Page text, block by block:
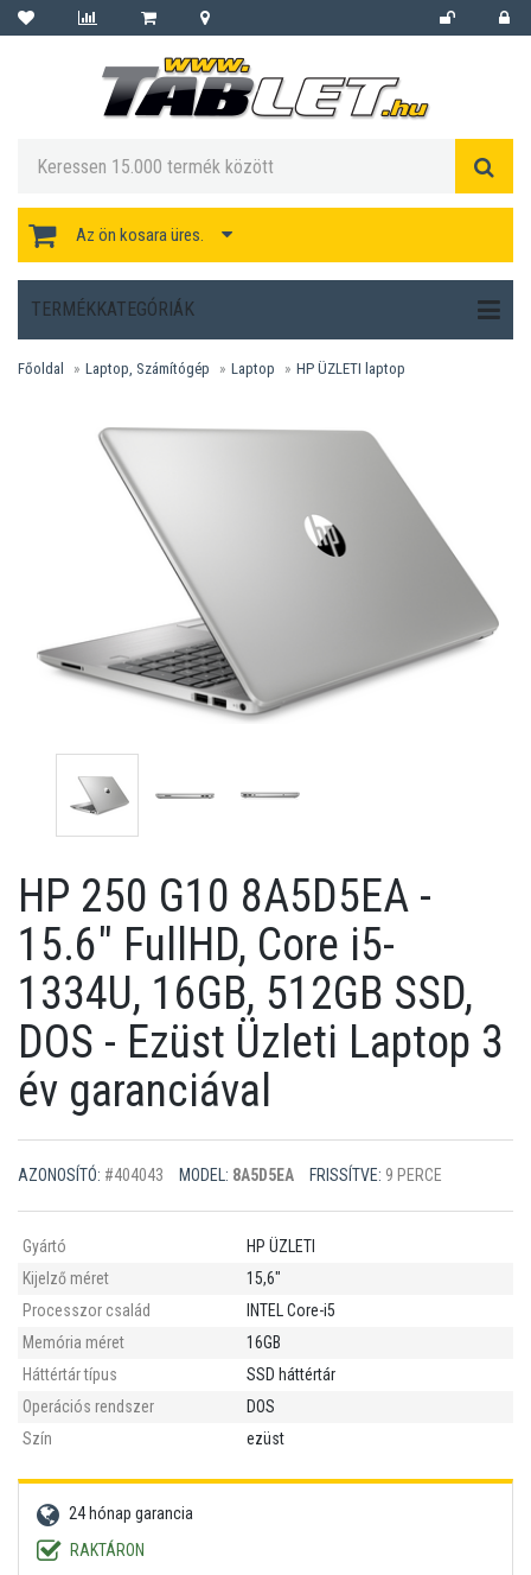
Az ön kosara üres.
TERMÉKKATEGÓRIÁK
Főoldal Laptop, Számítógép Laptop HP ÜZLETI laptop
HP 250 G10 8A5D5EA -
15.6" FullHD, Core i5-
1334U, 16GB, 512GB SSD,
DOS - Ezüst Üzleti Laptop 3
év garanciával
AZONOSÍTÓ: #404043 MODEL: 8A5D5EA FRISSÍTVE: 9 PERCE
Gyártó
HP ÜZLETI
Kijelző méret
15,6"
Processzor család
INTEL Core-i5
Memória méret
16GB
Háttértár típus
SSD háttértár
Operációs rendszer
DOS
Szín
ezüst
24 hónap garancia
RAKTÁRON